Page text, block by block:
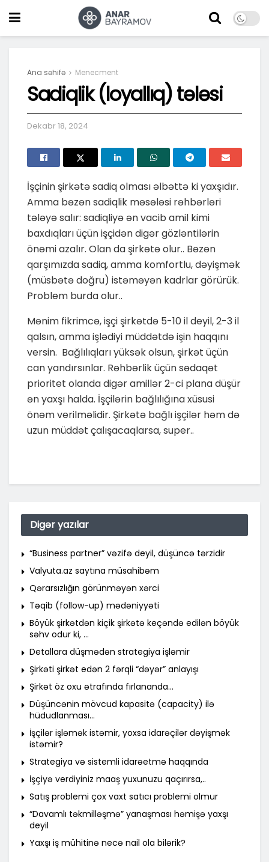
Ana səhifə Menecment
Sadiqlik (loyallıq) tələsi
Dekabr 18, 2024
İşçinin şirkətə sadiq olması əlbəttə ki yaxşıdır.
Amma bəzən sadiqlik məsələsi rəhbərləri
tələyə salır: sadiqliyə ən vacib amil kimi
baxdıqları üçün işçidən digər gözləntilərin
önəmi azalır. Olan da şirkətə olur.. Bəzən
qarşımızda sadiq, amma komfortlu, dəyişmək
(müsbətə doğru) istəməyən kadrlar görürük.
Problem burda olur..
Mənim fikrimcə, işçi şirkətdə 5-10 il deyil, 2-3 il
qalsın, amma işlədiyi müddətdə işin haqqını
versin. Bağlılıqları yüksək olsun, şirkət üçün
can yandırsınlar. Rəhbərlik üçün sədaqət
prioritet olanda digər amillər 2-ci plana düşür
ən yaxşı halda. İşçilərin bağlılığına xüsusi
önəm verilməlidir. Şirkətə bağlı işçilər həm də
uzun müddət çalışacaqlarsa, super..
Digər yazılar
“Business partner” vəzifə deyil, düşüncə tərzidir
Valyuta.az saytına müsahibəm
Qərarsızlığın görünməyən xərci
Təqib (follow-up) mədəniyyəti
Böyük şirkətdən kiçik şirkətə keçəndə edilən böyük
səhv odur ki, …
Detallara düşmədən strategiya işləmir
Şirkəti şirkət edən 2 fərqli “dəyər” anlayışı
Şirkət öz oxu ətrafında fırlananda…
Düşüncənin mövcud kapasitə (capacity) ilə
hüdudlanması…
İşçilər işləmək istəmir, yoxsa idarəçilər dəyişmək
istəmir?
Strategiya və sistemli idarəetmə haqqında
İşçiyə verdiyiniz maaş yuxunuzu qaçırırsa,..
Satış problemi çox vaxt satıcı problemi olmur
“Davamlı təkmilləşmə” yanaşması həmişə yaxşı
deyil
Yaxşı iş mühitinə necə nail ola bilərik?